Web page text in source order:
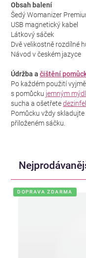
Obsah balení
Šedý Womanizer
USB magnetický kabel
Látkový sáček
Dvě velikostně rozdílné
Návod v českém jazyce
Údržba a čištění
Po každém použití
s pomůcku jemným
sucha a ošetřete
Pomůcku vždy
přiloženém sáčku.
DOPRAVA ZDARMA